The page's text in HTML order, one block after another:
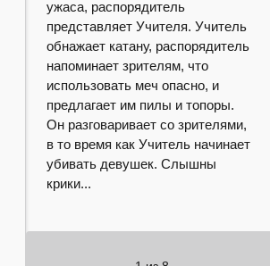
ужаса, распорядитель
представляет Учителя. Учитель
обнажает катану, распорядитель
напоминает зрителям, что
использовать меч опасно, и
предлагает им пилы и топоры.
Он разговаривает со зрителями,
в то время как Учитель начинает
убивать девушек. Слышны
крики...